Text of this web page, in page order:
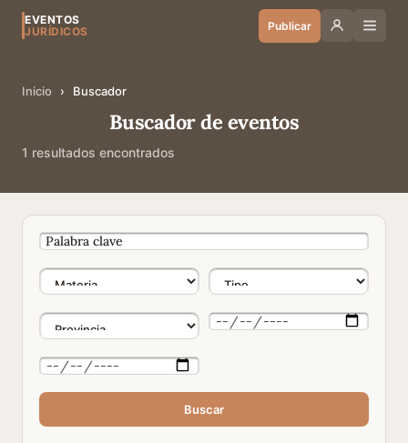
EVENTOS
JURÍDICOS
Publicar
Inicio › Buscador
Buscador de eventos
1 resultados encontrados
Buscar